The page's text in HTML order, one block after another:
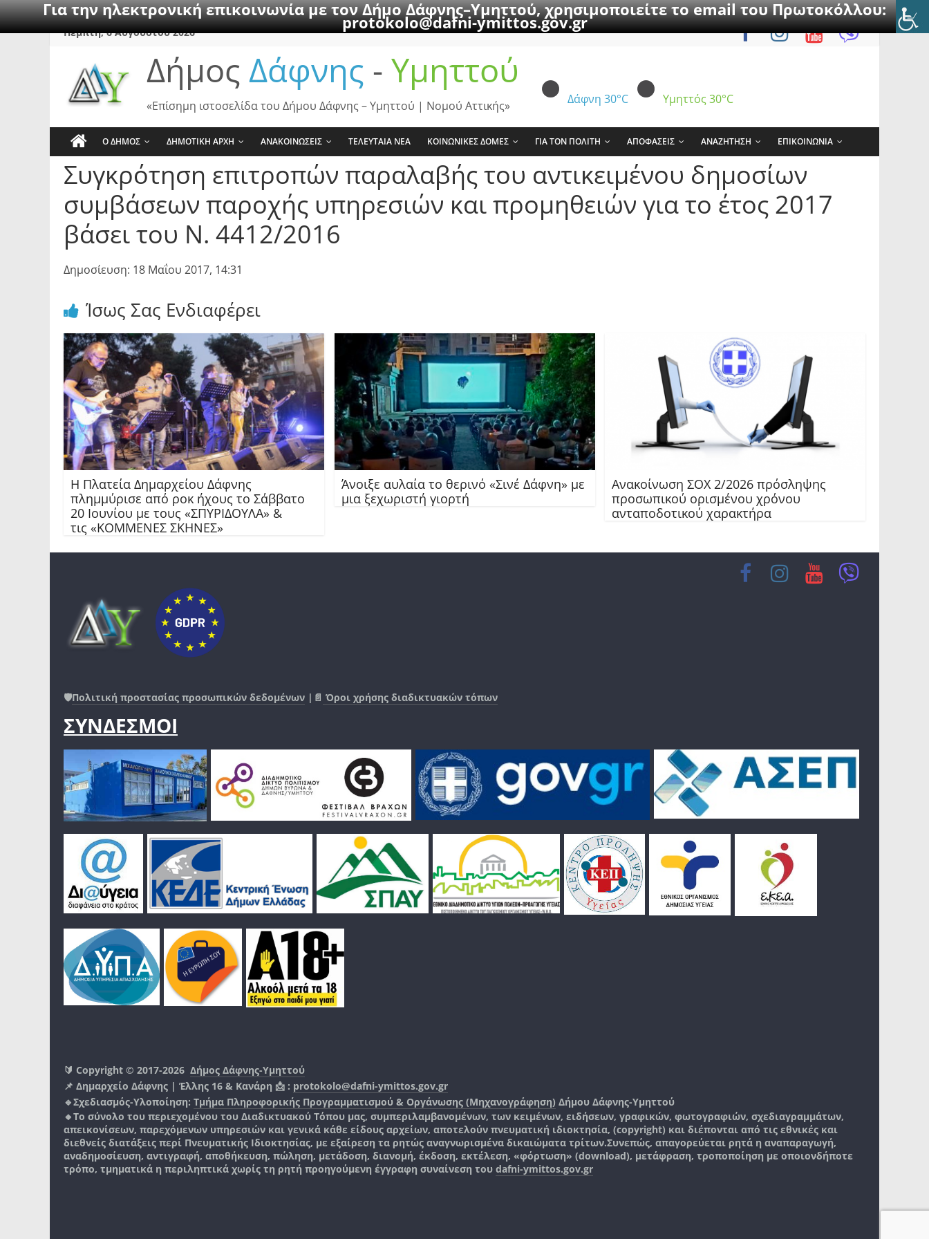
Για την ηλεκτρονική επικοινωνία με τον Δήμο Δάφνης–Υμηττού, χρησιμοποιείτε το email του Πρωτοκόλλου:
protokolo@dafni-ymittos.gov.gr
SkipΠέμπτη, 6 Αυγούστου 2026
Δήμος Δάφνης - Υμηττού
Δάφνη 30°C Υμηττός 30°C
«Επίσημη ιστοσελίδα του Δήμου Δάφνης – Υμηττού | Νομού Αττικής»
Ο ΔΗΜΟΣ ΔΗΜΟΤΙΚΗ ΑΡΧΗ ΑΝΑΚΟΙΝΩΣΕΙΣ ΤΕΛΕΥΤΑΙΑ ΝΕΑ ΚΟΙΝΩΝΙΚΕΣ ΔΟΜΕΣ ΓΙΑ ΤΟΝ ΠΟΛΙΤΗ ΑΠΟΦΑΣΕΙΣ ΑΝΑΖΗΤΗΣΗ ΕΠΙΚΟΙΝΩΝΙΑ
Συγκρότηση επιτροπών παραλαβής του αντικειμένου δημοσίων
συμβάσεων παροχής υπηρεσιών και προμηθειών για το έτος 2017
βάσει του Ν. 4412/2016
Δημοσίευση: 18 Μαΐου 2017, 14:31
Ίσως Σας Ενδιαφέρει
Η Πλατεία Δημαρχείου Δάφνης
πλημμύρισε από ροκ ήχους το Σάββατο
20 Ιουνίου με τους «ΣΠΥΡΙΔΟΥΛΑ» &
τις «ΚΟΜΜΕΝΕΣ ΣΚΗΝΕΣ»
Άνοιξε αυλαία το θερινό «Σινέ Δάφνη» με
μια ξεχωριστή γιορτή
Ανακοίνωση ΣΟΧ 2/2026 πρόσληψης
προσωπικού ορισμένου χρόνου
ανταποδοτικού χαρακτήρα
🛡️Πολιτική προστασίας προσωπικών δεδομένων |📄 Όροι χρήσης διαδικτυακών τόπων
ΣΥΝΔΕΣΜΟΙ
🔰 Copyright © 2017-2026 Δήμος Δάφνης-Υμηττού
📌 Δημαρχείο Δάφνης | Έλλης 16 & Κανάρη 📩 : protokolo@dafni-ymittos.gov.gr
🔹Σχεδιασμός-Υλοποίηση: Τμήμα Πληροφορικής Προγραμματισμού & Οργάνωσης (Μηχανογράφηση) Δήμου Δάφνης-Υμηττού
🔸Το σύνολο του περιεχομένου του Διαδικτυακού Τόπου μας, συμπεριλαμβανομένων, των κειμένων, ειδήσεων, γραφικών, φωτογραφιών, σχεδιαγραμμάτων,
απεικονίσεων, παρεχόμενων υπηρεσιών και γενικά κάθε είδους αρχείων, αποτελούν πνευματική ιδιοκτησία, (copyright) και διέπονται από τις εθνικές και
διεθνείς διατάξεις περί Πνευματικής Ιδιοκτησίας, με εξαίρεση τα ρητώς αναγνωρισμένα δικαιώματα τρίτων.Συνεπώς, απαγορεύεται ρητά η αναπαραγωγή,
αναδημοσίευση, αντιγραφή, αποθήκευση, πώληση, μετάδοση, διανομή, έκδοση, εκτέλεση, «φόρτωση» (download), μετάφραση, τροποποίηση με οποιονδήποτε
τρόπο, τμηματικά η περιληπτικά χωρίς τη ρητή προηγούμενη έγγραφη συναίνεση του dafni-ymittos.gov.gr